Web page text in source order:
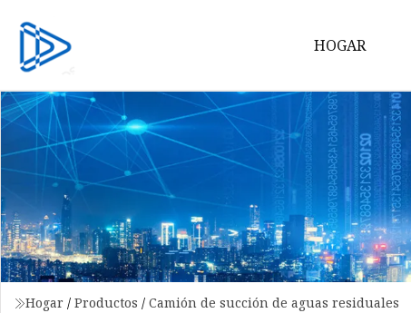
HOGAR
Hogar / Productos / Camión de succión de aguas residuales